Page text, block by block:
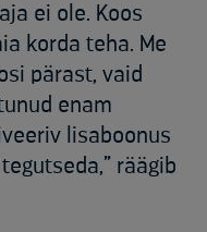
ei ole. Koos
korda teha. Me
pärast, vaid
enam
lisaboonus
räägib